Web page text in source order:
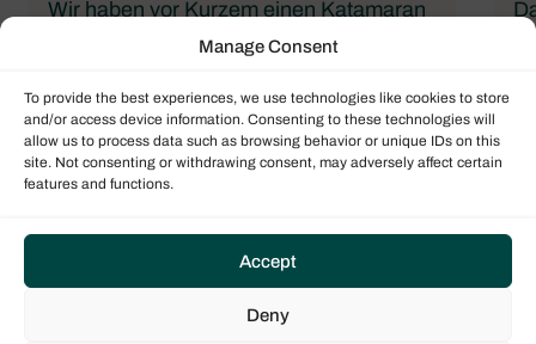
Manage Consent
To provide the best experiences, we use technologies like cookies to store
and/or access device information. Consenting to these technologies will
allow us to process data such as browsing behavior or unique IDs on this
site. Not consenting or withdrawing consent, may adversely affect certain
features and functions.
Accept
Deny
Wir haben vor Kurzem einen Katamaran
gekauft und wussten als neue Segler
werden würde. Sie haben den gesamten
Prozess nicht nur reibungslos, sondern
auch lehrreich und unterhaltsam
gemacht. Sie haben uns beraten und
jedem Schritt informiert wurden. Wir sind
sehr dankbar für ihre Hilfe.